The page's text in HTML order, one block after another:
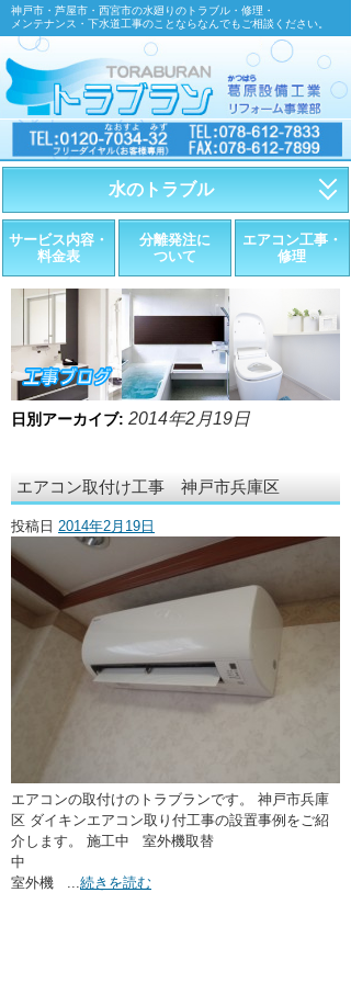
神戸市・芦屋市・西宮市の水廻りのトラブル・修理・
メンテナンス・下水道工事のことならなんでもご相談ください。
水のトラブル
・トイレが詰まったら
・トイレが漏れたら
・水道管が漏れたら
・排水が詰まったら
・悪臭調査
・ここに水栓がほしい
・水廻りメンテナンス
サービス内容・
料金表
分離発注に
ついて
エアコン工事・
修理
日別アーカイブ: 2014年2月19日
エアコン取付け工事 神戸市兵庫区
投稿日 2014年2月19日
エアコンの取付けのトラブランです。 神戸市兵庫
区 ダイキンエアコン取り付工事の設置事例をご紹
介します。 施工中 室外機取替
室外機 ... 続きを読む